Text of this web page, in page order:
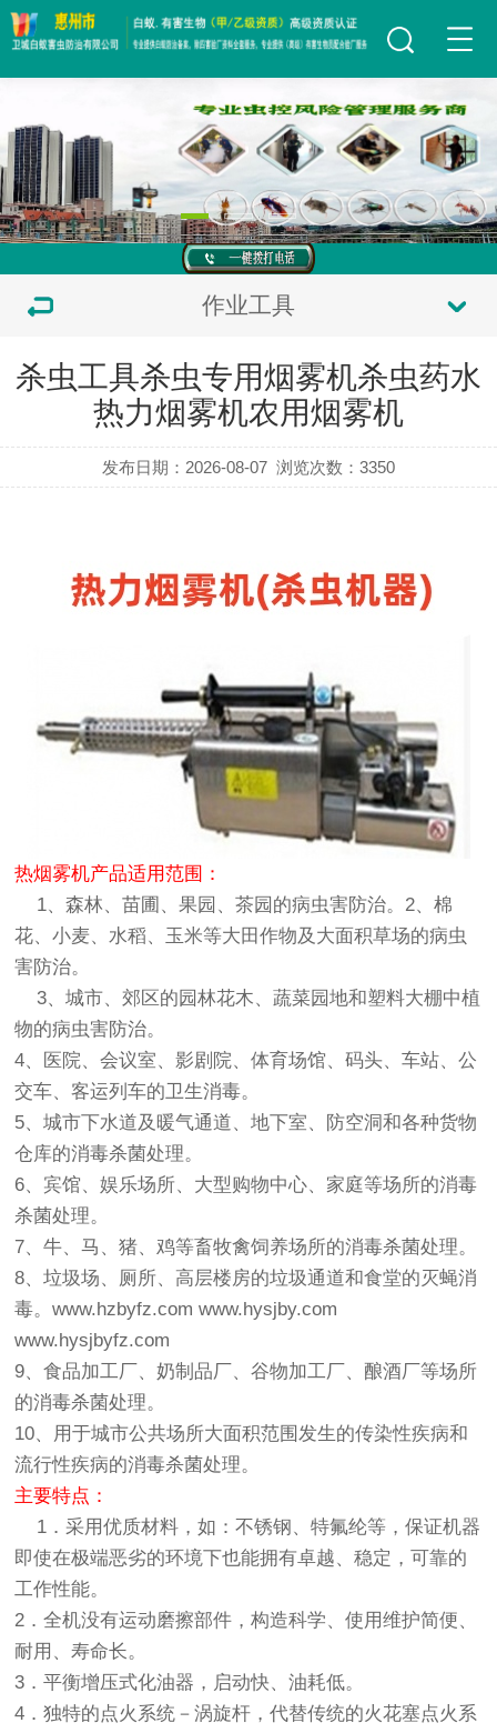
作业工具
杀虫工具杀虫专用烟雾机杀虫药水
热力烟雾机农用烟雾机
发布日期：2026-08-07 浏览次数：3350
热烟雾机产品适用范围：
1、森林、苗圃、果园、茶园的病虫害防治。2、棉
花、小麦、水稻、玉米等大田作物及大面积草场的病虫
害防治。
3、城市、郊区的园林花木、蔬菜园地和塑料大棚中植
物的病虫害防治。
4、医院、会议室、影剧院、体育场馆、码头、车站、公
交车、客运列车的卫生消毒。
5、城市下水道及暖气通道、地下室、防空洞和各种货物
仓库的消毒杀菌处理。
6、宾馆、娱乐场所、大型购物中心、家庭等场所的消毒
杀菌处理。
7、牛、马、猪、鸡等畜牧禽饲养场所的消毒杀菌处理。
8、垃圾场、厕所、高层楼房的垃圾通道和食堂的灭蝇消
毒。www.hzbyfz.com www.hysjby.com
www.hysjbyfz.com
9、食品加工厂、奶制品厂、谷物加工厂、酿酒厂等场所
的消毒杀菌处理。
10、用于城市公共场所大面积范围发生的传染性疾病和
流行性疾病的消毒杀菌处理。
主要特点：
1．采用优质材料，如：不锈钢、特氟纶等，保证机器
即使在极端恶劣的环境下也能拥有卓越、稳定，可靠的
工作性能。
2．全机没有运动磨擦部件，构造科学、使用维护简便、
耐用、寿命长。
3．平衡增压式化油器，启动快、油耗低。
4．独特的点火系统－涡旋杆，代替传统的火花塞点火系